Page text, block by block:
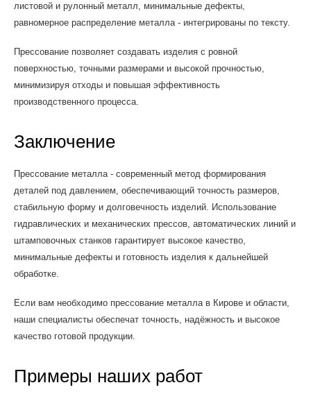
листовой и рулонный металл, минимальные дефекты,
равномерное распределение металла - интегрированы по тексту.
Прессование позволяет создавать изделия с ровной
поверхностью, точными размерами и высокой прочностью,
минимизируя отходы и повышая эффективность
производственного процесса.
Заключение
Прессование металла - современный метод формирования
деталей под давлением, обеспечивающий точность размеров,
стабильную форму и долговечность изделий. Использование
гидравлических и механических прессов, автоматических линий и
штамповочных станков гарантирует высокое качество,
минимальные дефекты и готовность изделия к дальнейшей
обработке.
Если вам необходимо прессование металла в Кирове и области,
наши специалисты обеспечат точность, надёжность и высокое
качество готовой продукции.
Примеры наших работ